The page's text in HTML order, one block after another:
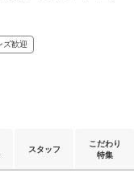
ズ歓迎
スタッフ
こだわり
特集